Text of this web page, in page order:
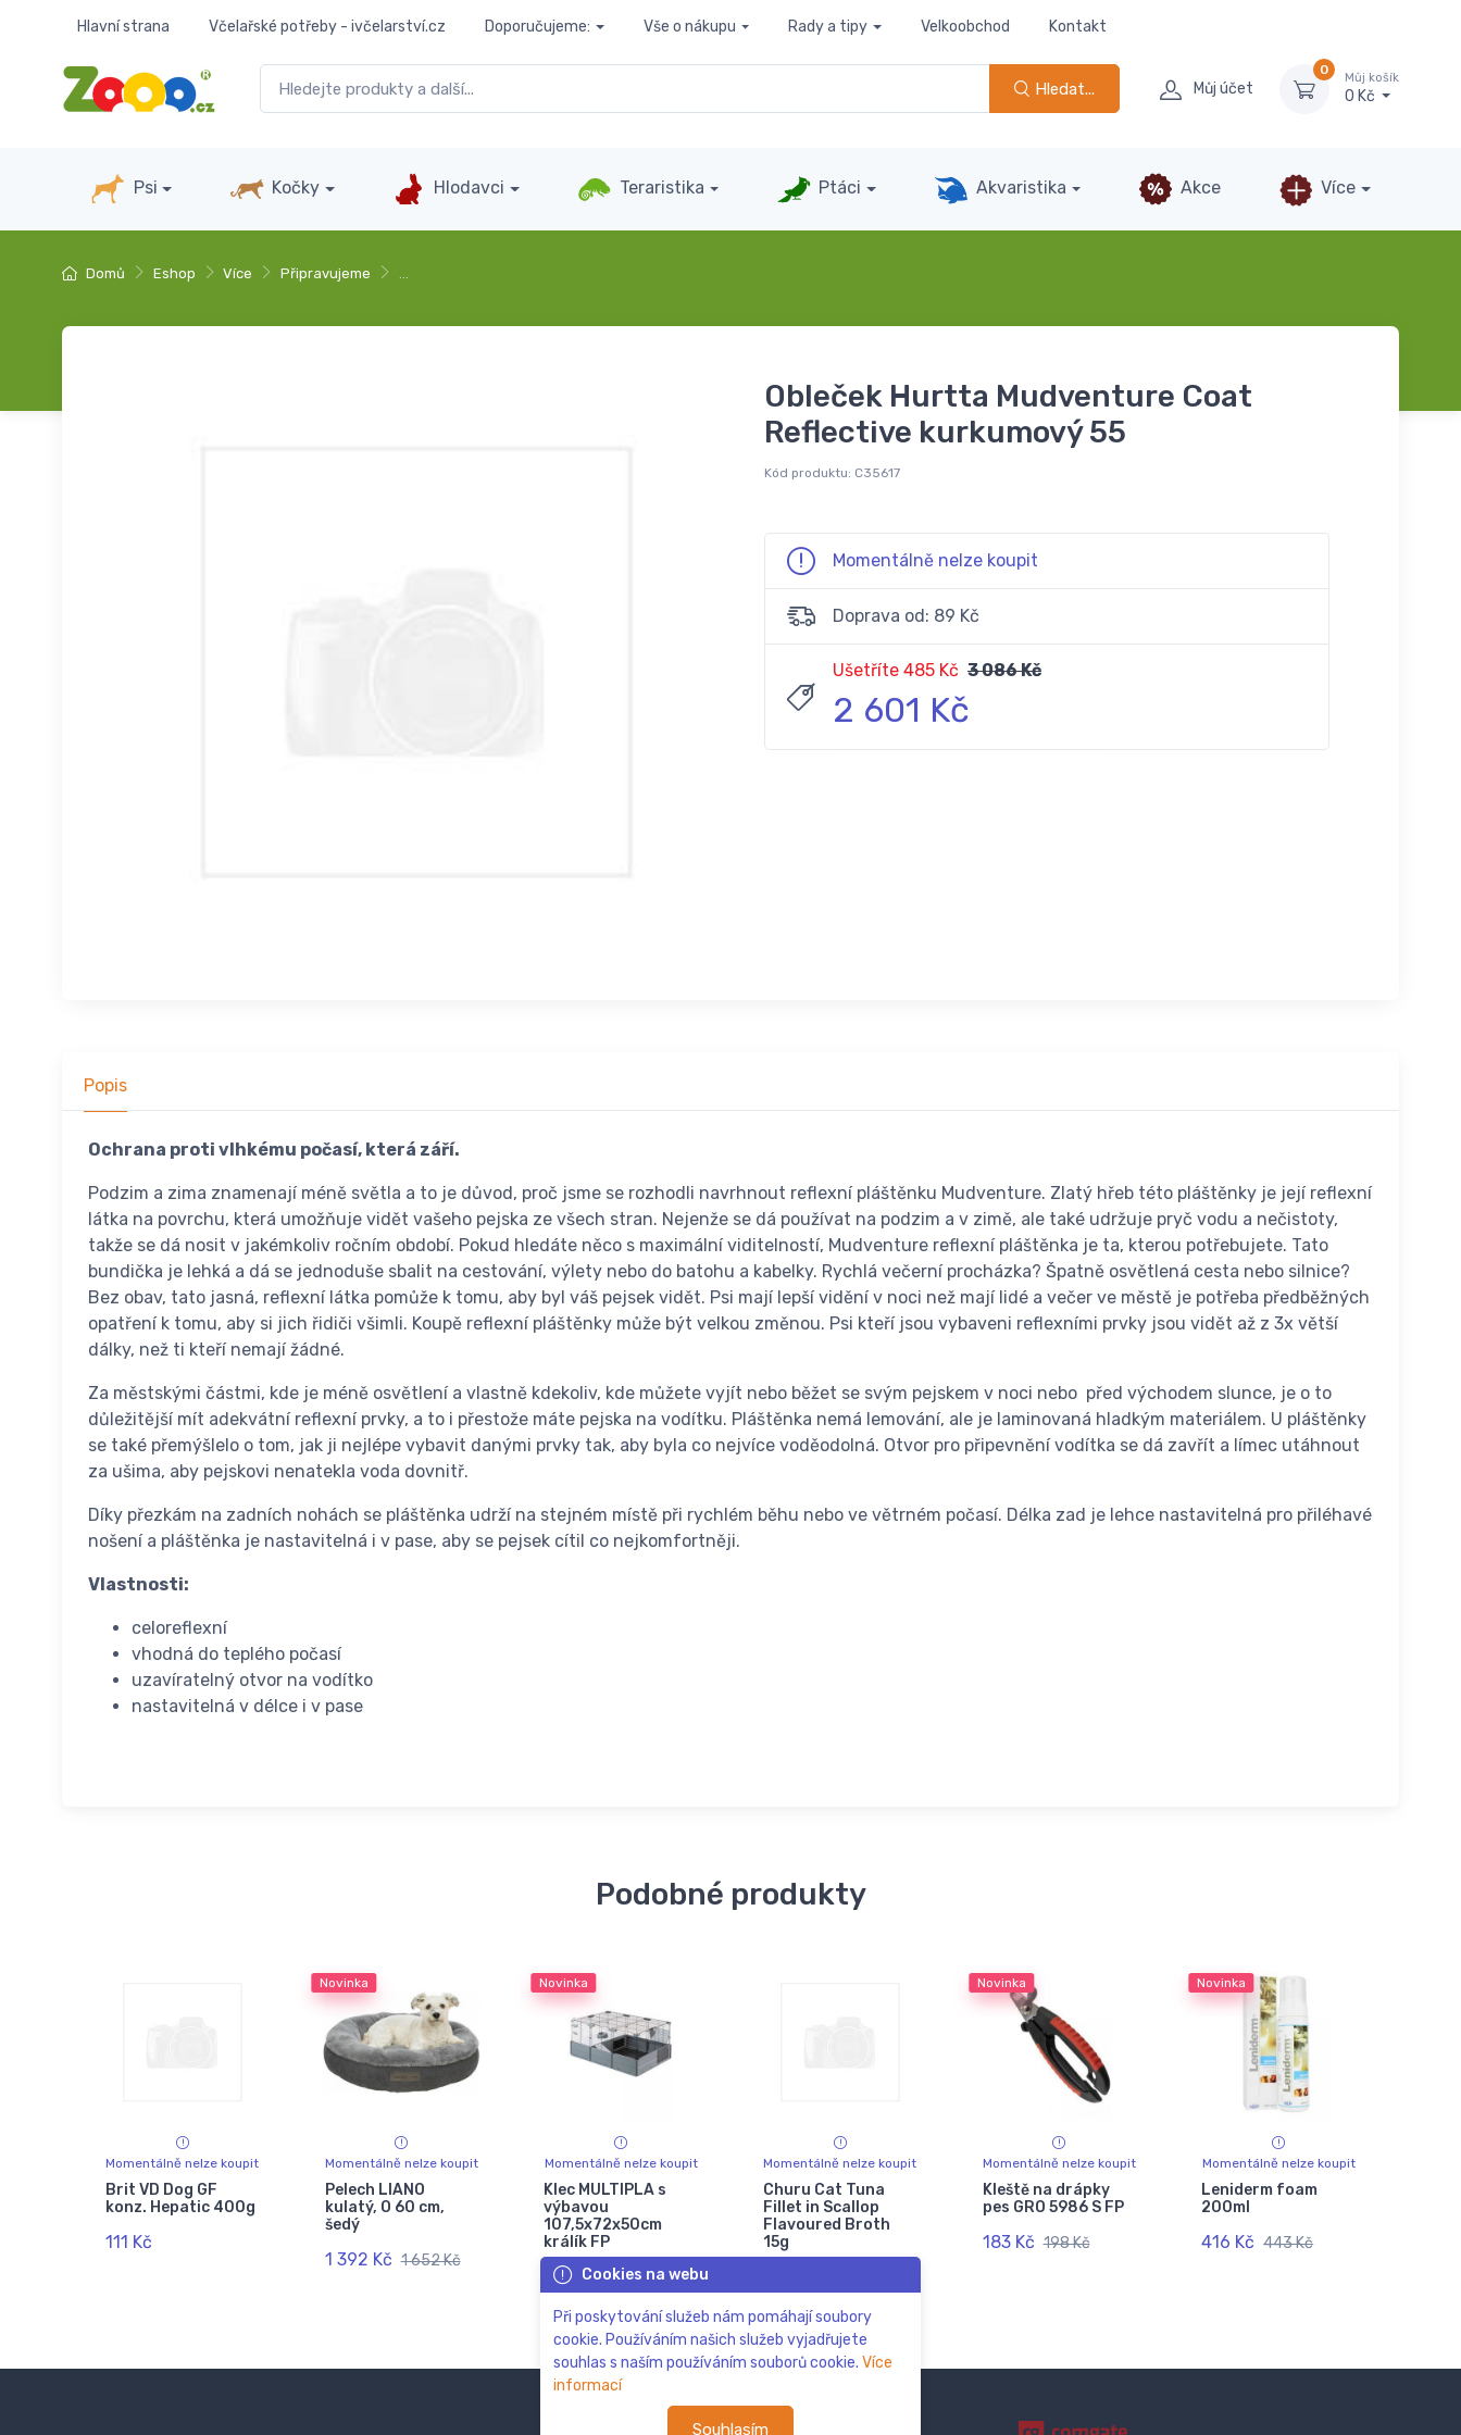
Hlavní strana Včelařské potřeby - ivčelarství.cz Doporučujeme: Vše o nákupu Rady a tipy Velkoobchod Kontakt
Hledat... Můj účet
0
Můj košík
0 Kč
Psi Kočky Hlodavci Teraristika Ptáci Akvaristika Akce Více
Domů Eshop Více Připravujeme …
Obleček Hurtta Mudventure Coat
Reflective kurkumový 55
Kód produktu: C35617
Momentálně nelze koupit
Doprava od: 89 Kč
Ušetříte 485 Kč 3 086 Kč
2 601 Kč
Popis
Ochrana proti vlhkému počasí, která září.
Podzim a zima znamenají méně světla a to je důvod, proč jsme se rozhodli navrhnout reflexní pláštěnku Mudventure. Zlatý hřeb této pláštěnky je její reflexní
látka na povrchu, která umožňuje vidět vašeho pejska ze všech stran. Nejenže se dá používat na podzim a v zimě, ale také udržuje pryč vodu a nečistoty,
takže se dá nosit v jakémkoliv ročním období. Pokud hledáte něco s maximální viditelností, Mudventure reflexní pláštěnka je ta, kterou potřebujete. Tato
bundička je lehká a dá se jednoduše sbalit na cestování, výlety nebo do batohu a kabelky. Rychlá večerní procházka? Špatně osvětlená cesta nebo silnice?
Bez obav, tato jasná, reflexní látka pomůže k tomu, aby byl váš pejsek vidět. Psi mají lepší vidění v noci než mají lidé a večer ve městě je potřeba předběžných
opatření k tomu, aby si jich řidiči všimli. Koupě reflexní pláštěnky může být velkou změnou. Psi kteří jsou vybaveni reflexními prvky jsou vidět až z 3x větší
dálky, než ti kteří nemají žádné.
Za městskými částmi, kde je méně osvětlení a vlastně kdekoliv, kde můžete vyjít nebo běžet se svým pejskem v noci nebo před východem slunce, je o to
důležitější mít adekvátní reflexní prvky, a to i přestože máte pejska na vodítku. Pláštěnka nemá lemování, ale je laminovaná hladkým materiálem. U pláštěnky
se také přemýšlelo o tom, jak ji nejlépe vybavit danými prvky tak, aby byla co nejvíce voděodolná. Otvor pro připevnění vodítka se dá zavřít a límec utáhnout
za ušima, aby pejskovi nenatekla voda dovnitř.
Díky přezkám na zadních nohách se pláštěnka udrží na stejném místě při rychlém běhu nebo ve větrném počasí. Délka zad je lehce nastavitelná pro přiléhavé
nošení a pláštěnka je nastavitelná i v pase, aby se pejsek cítil co nejkomfortněji.
Vlastnosti:
celoreflexní
vhodná do teplého počasí
uzavíratelný otvor na vodítko
nastavitelná v délce i v pase
Podobné produkty
Momentálně nelze koupit
Brit VD Dog GF
konz. Hepatic 400g
111 Kč
Novinka
Momentálně nelze koupit
Pelech LIANO
kulatý, O 60 cm,
šedý
1 392 Kč 1 652 Kč
Novinka
Momentálně nelze koupit
Klec MULTIPLA s
výbavou
107,5x72x50cm
králík FP
2 485 Kč 2 824 Kč
Momentálně nelze koupit
Churu Cat Tuna
Fillet in Scallop
Flavoured Broth
15g
Novinka
Momentálně nelze koupit
Kleště na drápky
pes GRO 5986 S FP
183 Kč 198 Kč
Novinka
Momentálně nelze koupit
Leniderm foam
200ml
416 Kč 443 Kč
Cookies na webu
Při poskytování služeb nám pomáhají soubory
cookie. Používáním našich služeb vyjadřujete
souhlas s naším používáním souborů cookie. Více
informací
Souhlasím